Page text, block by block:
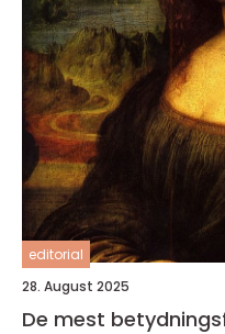
editorial
28. August 2025
De mest